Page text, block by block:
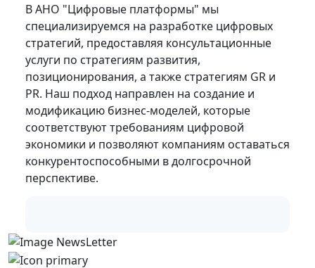
В АНО "Цифровые платформы" мы
специализируемся на разработке цифровых
стратегий, предоставляя консультационные
услуги по стратегиям развития,
позиционирования, а также стратегиям GR и
PR. Наш подход направлен на создание и
модификацию бизнес-моделей, которые
соответствуют требованиям цифровой
экономики и позволяют компаниям оставаться
конкурентоспособными в долгосрочной
перспективе.